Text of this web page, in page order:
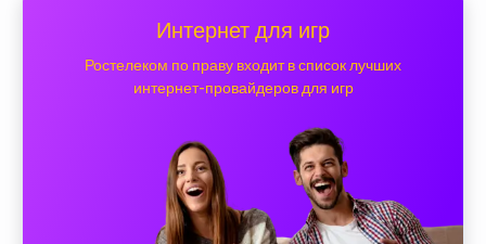
Интернет для игр
Ростелеком по праву входит в список лучших
интернет-провайдеров для игр